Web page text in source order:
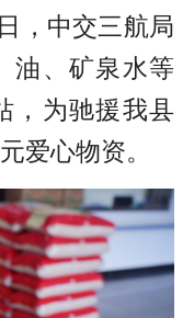
，中交三航局
油、矿泉水等
，为驰援我县
爱心物资。